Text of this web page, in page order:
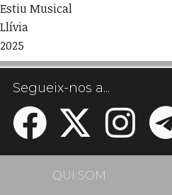
Estiu Musical
Llívia
2025
Segueix-nos a...
QUI SOM